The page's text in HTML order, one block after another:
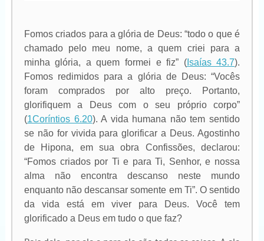
Fomos criados para a glória de Deus: “todo o que é
chamado pelo meu nome, a quem criei para a
minha glória, a quem formei e fiz” (Isaías 43.7).
Fomos redimidos para a glória de Deus: “Vocês
foram comprados por alto preço. Portanto,
glorifiquem a Deus com o seu próprio corpo”
(1Coríntios 6.20). A vida humana não tem sentido
se não for vivida para glorificar a Deus. Agostinho
de Hipona, em sua obra Confissões, declarou:
“Fomos criados por Ti e para Ti, Senhor, e nossa
alma não encontra descanso neste mundo
enquanto não descansar somente em Ti”. O sentido
da vida está em viver para Deus. Você tem
glorificado a Deus em tudo o que faz?